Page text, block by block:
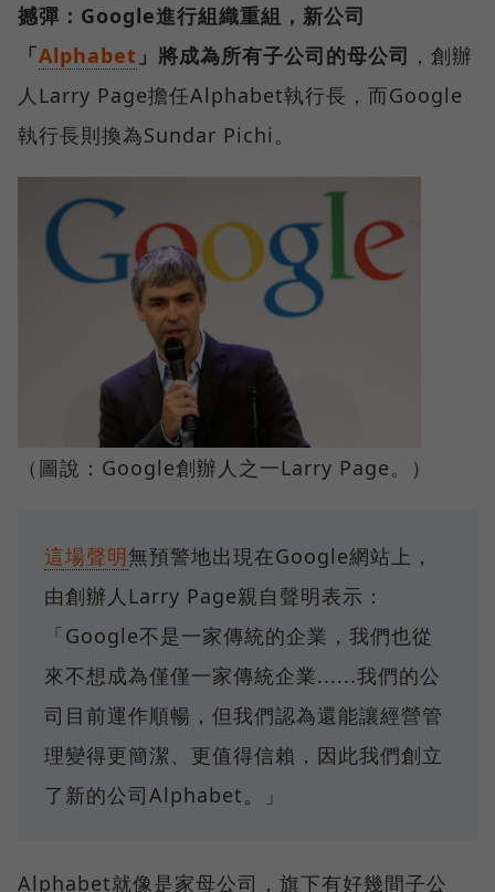
撼彈：Google進行組織重組，新公司
「Alphabet 」將成為所有子公司的母公司 ，創辦
人Larry Page擔任Alphabet執行長，而Google
執行長則換為Sundar Pichi。
（圖說：Google創辦人之一Larry Page。）
這場聲明無預警地出現在Google網站上，
由創辦人Larry Page親自聲明表示：
「Google不是一家傳統的企業，我們也從
來不想成為僅僅一家傳統企業......我們的公
司目前運作順暢，但我們認為還能讓經營管
理變得更簡潔、更值得信賴，因此我們創立
了新的公司Alphabet。」
Alphabet就像是家母公司，旗下有好幾間子公